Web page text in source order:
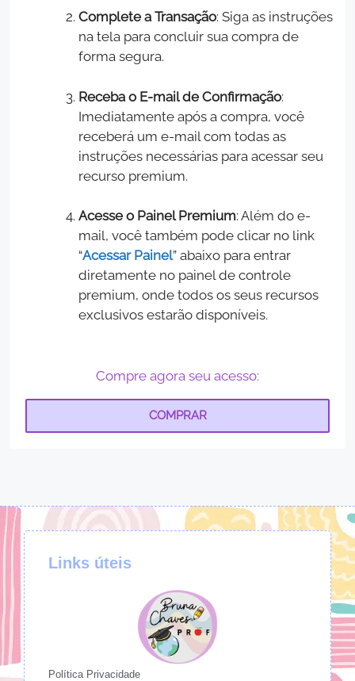
Complete a Transação: Siga as instruções
na tela para concluir sua compra de
forma segura.
Receba o E-mail de Confirmação:
Imediatamente após a compra, você
receberá um e-mail com todas as
instruções necessárias para acessar seu
recurso premium.
Acesse o Painel Premium: Além do e-
mail, você também pode clicar no link
“Acessar Painel” abaixo para entrar
diretamente no painel de controle
premium, onde todos os seus recursos
exclusivos estarão disponíveis.
Compre agora seu acesso:
COMPRAR
Links úteis
Política Privacidade